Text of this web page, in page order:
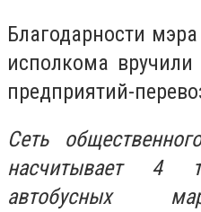
Благодарности
исполкома
предприятий-
Сеть
насчитывает 4
автобусных